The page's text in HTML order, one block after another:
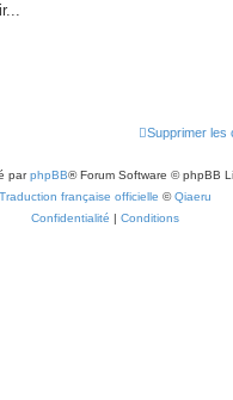
Supprimer les
parphpBB® Forum Software © phpBB
Traduction française officielle ©Qiaeru
Confidentialité | Conditions